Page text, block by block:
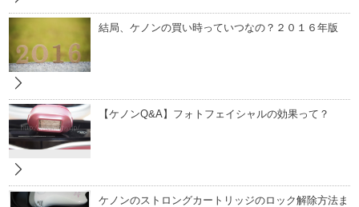
結局、ケノンの買い時っていつなの？２０１６年版
【ケノンQ&A】フォトフェイシャルの効果って？
ケノンのストロングカートリッジのロック解除方法ま